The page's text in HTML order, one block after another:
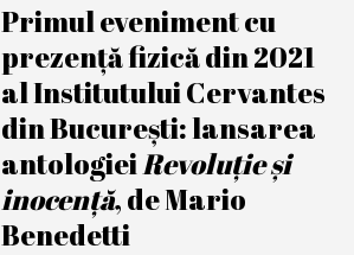
2
0
2
1
Primul eveniment cu
prezență fizică din 2021
al Institutului Cervantes
din București: lansarea
antologieiRevoluție și
inocență, de Mario
Benedetti